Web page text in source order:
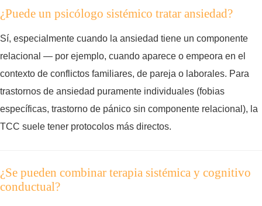
¿Puede un psicólogo sistémico tratar ansiedad?
Sí, especialmente cuando la ansiedad tiene un componente
relacional — por ejemplo, cuando aparece o empeora en el
contexto de conflictos familiares, de pareja o laborales. Para
trastornos de ansiedad puramente individuales (fobias
específicas, trastorno de pánico sin componente relacional), la
TCC suele tener protocolos más directos.
¿Se pueden combinar terapia sistémica y cognitivo
conductual?